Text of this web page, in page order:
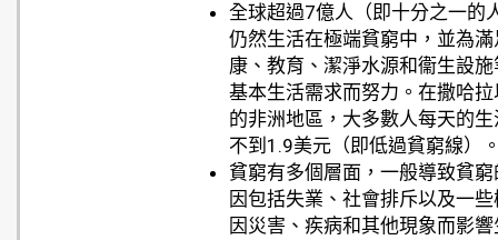
全球超過7億人（即十分之一的
仍然生活在極端貧窮中，並為滿
康、教育、潔淨水源和衞生設施
基本生活需求而努力。在撒哈拉
的非洲地區，大多數人每天的生
不到1.9美元（即低過貧窮線）
貧窮有多個層面，一般導致貧窮
因包括失業、社會排斥以及一
因災害、疾病和其他現象而影